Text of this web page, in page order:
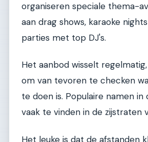
organiseren speciale thema-
aan drag shows, karaoke
parties met top DJ's.
Het aanbod wisselt
om van tevoren te checken
te doen is. Populaire namen in
vaak te vinden in de zijstraten
Het leuke is dat de afstanden